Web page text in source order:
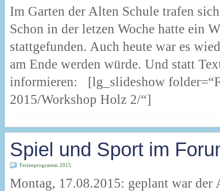
Im Garten der Alten Schule trafen
Schon in der letzen Woche hatte ein
stattgefunden. Auch heute war es
am Ende werden würde. Und statt
informieren: [lg_slideshow
2015/Workshop Holz 2/“]
Spiel und Sport im
Ferienprogramm 2015
Montag, 17.08.2015: geplant war der